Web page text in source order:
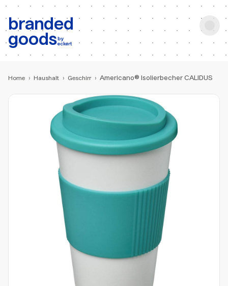
branded
goodsby
eckert
b: Produktsuche
Home › Haushalt › Geschirr › Americano® Isolierbecher CALIDUS